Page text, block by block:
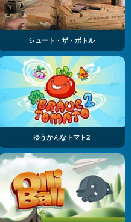
シュート・ザ・ボトル
ゆうかんなトマト2